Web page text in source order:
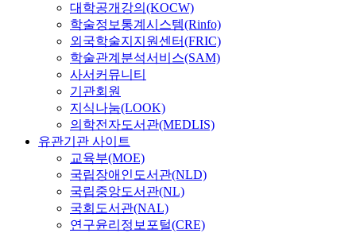
대학공개강의(KOCW)
학술정보통계시스템(Rinfo)
외국학술지지원센터(FRIC)
학술관계분석서비스(SAM)
사서커뮤니티
기관회원
지식나눔(LOOK)
의학전자도서관(MEDLIS)
유관기관 사이트
교육부(MOE)
국립장애인도서관(NLD)
국립중앙도서관(NL)
국회도서관(NAL)
연구윤리정보포털(CRE)